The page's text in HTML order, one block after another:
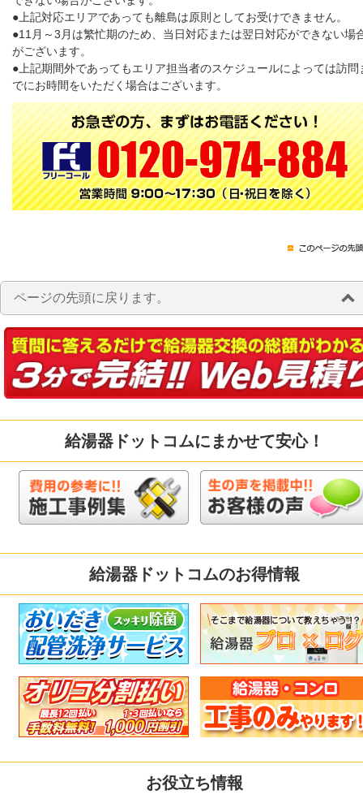
●上記対応エリアであっても離島は原則としてお受けできません。
●11月～3月は繁忙期のため、当日対応または翌日対応ができない場
がございます。
●上記期間外であってもエリア担当者のスケジュールによっては訪問
でにお時間をいただく場合はございます。
ページの先頭に戻ります。
給湯器ドットコムにまかせて安心！
給湯器ドットコムのお得情報
お役立ち情報